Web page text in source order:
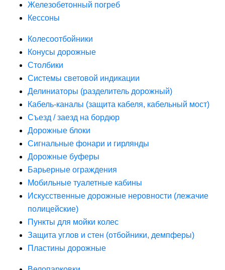
Железобетонный погреб
Кессоны
Колесоотбойники
Конусы дорожные
Столбики
Системы световой индикации
Делиниаторы (разделитель дорожный)
Кабель-каналы (защита кабеля, кабельный мост)
Съезд / заезд на бордюр
Дорожные блоки
Сигнальные фонари и гирлянды
Дорожные буферы
Барьерные ограждения
Мобильные туалетные кабины
Искусственные дорожные неровности (лежачие
полицейские)
Пункты для мойки колес
Защита углов и стен (отбойники, демпферы)
Пластины дорожные